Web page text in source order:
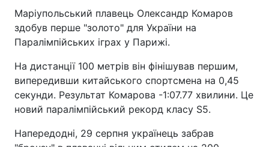
Маріупольський плавець Олександр Комаров
здобув перше "золото" для України на
Паралімпійських іграх у Парижі.
На дистанції 100 метрів він фінішував першим,
випередивши китайського спортсмена на 0,45
секунди. Результат Комарова -1:07.77 хвилини. Це
новий паралімпійський рекорд класу S5.
Напередодні, 29 серпня українець забрав